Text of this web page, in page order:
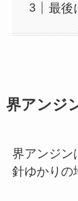
最
界アンジ
界アンジン
針ゆかりの